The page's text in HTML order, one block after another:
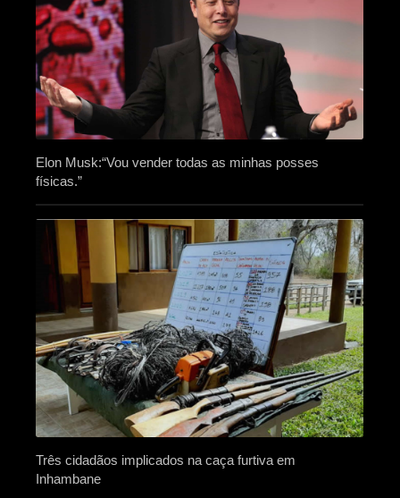
Elon Musk:“Vou vender todas as minhas posses
físicas.”
Três cidadãos implicados na caça furtiva em
Inhambane